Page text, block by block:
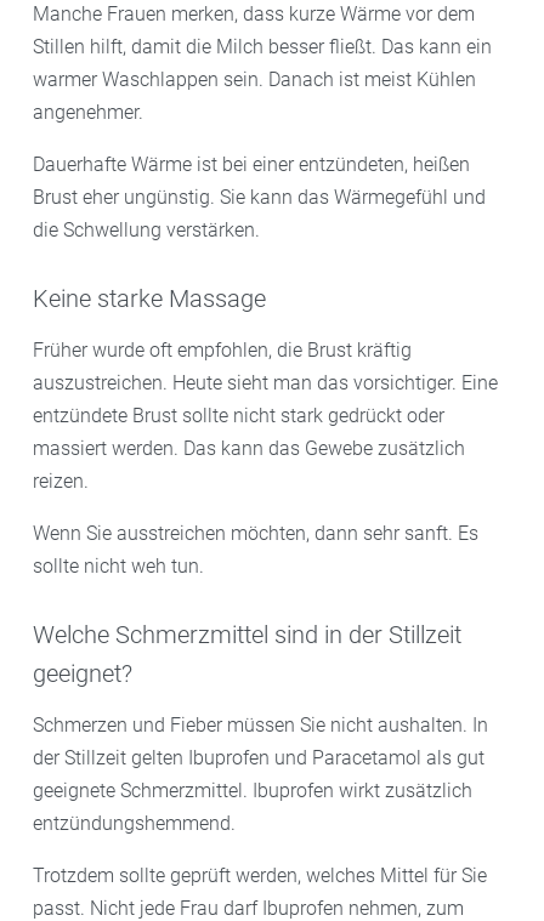
Manche Frauen merken, dass kurze Wärme vor dem
Stillen hilft, damit die Milch besser fließt. Das kann ein
warmer Waschlappen sein. Danach ist meist Kühlen
angenehmer.
Dauerhafte Wärme ist bei einer entzündeten, heißen
Brust eher ungünstig. Sie kann das Wärmegefühl und
die Schwellung verstärken.
Keine starke Massage
Früher wurde oft empfohlen, die Brust kräftig
auszustreichen. Heute sieht man das vorsichtiger. Eine
entzündete Brust sollte nicht stark gedrückt oder
massiert werden. Das kann das Gewebe zusätzlich
reizen.
Wenn Sie ausstreichen möchten, dann sehr sanft. Es
sollte nicht weh tun.
Welche Schmerzmittel sind in der Stillzeit
geeignet?
Schmerzen und Fieber müssen Sie nicht aushalten. In
der Stillzeit gelten Ibuprofen und Paracetamol als gut
geeignete Schmerzmittel. Ibuprofen wirkt zusätzlich
entzündungshemmend.
Trotzdem sollte geprüft werden, welches Mittel für Sie
passt. Nicht jede Frau darf Ibuprofen nehmen, zum